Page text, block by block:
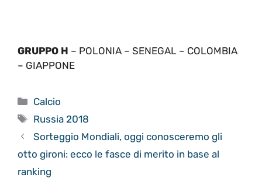
GRUPPO H – POLONIA – SENEGAL – COLOMBIA
– GIAPPONE
Categorie
Calcio
Tag
Russia 2018
Sorteggio Mondiali, oggi conosceremo gli
otto gironi: ecco le fasce di merito in base al
ranking